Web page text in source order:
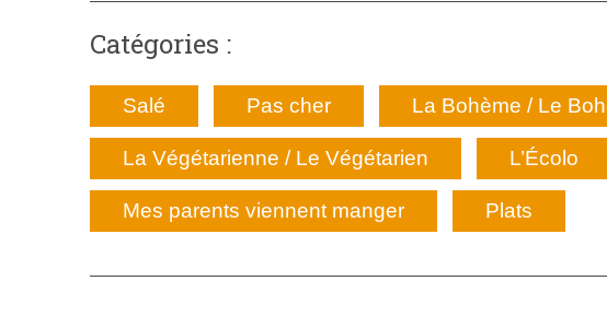
Catégories :
Salé Pas cher La Bohème / Le
La Végétarienne / Le Végétarien L’Écolo
Mes parents viennent manger Plats